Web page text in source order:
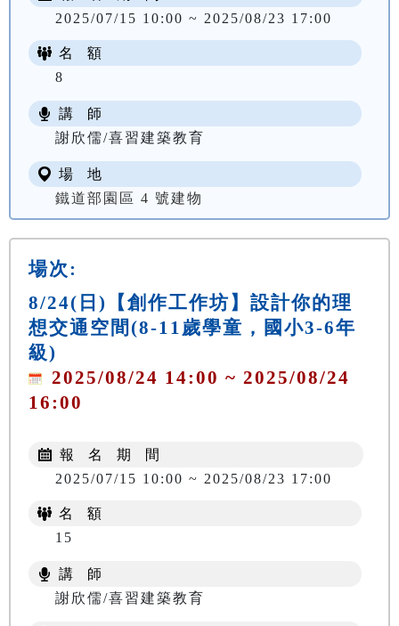
2025/07/15 10:00 ~ 2025/08/23 17:00
名 額
8
講 師
謝欣儒/喜習建築教育
場 地
鐵道部園區 4 號建物
場次:
8/24(日)【創作工作坊】設計你的理
想交通空間(8-11歲學童，國小3-6年
級)
2025/08/24 14:00 ~ 2025/08/24
16:00
報 名 期 間
2025/07/15 10:00 ~ 2025/08/23 17:00
名 額
15
講 師
謝欣儒/喜習建築教育